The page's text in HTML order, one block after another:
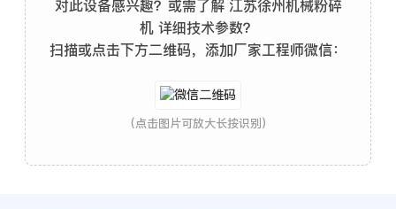
对此设备感兴趣？或需了解 江苏徐州机械粉碎
机 详细技术参数？
扫描或点击下方二维码，添加厂家工程师微信：
(点击图片可放大长按识别)